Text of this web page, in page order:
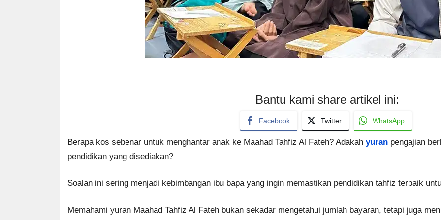
Bantu kami share artikel ini:
Facebook Twitter WhatsApp
Berapa kos sebenar untuk menghantar anak ke Maahad Tahfiz Al Fateh? Adakah yuran pengajian
pendidikan yang disediakan?
Soalan ini sering menjadi kebimbangan ibu bapa yang ingin memastikan pendidikan tahfiz terbaik
Memahami yuran Maahad Tahfiz Al Fateh bukan sekadar mengetahui jumlah bayaran, tetapi juga